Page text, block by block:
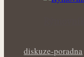
diskuze-poradna